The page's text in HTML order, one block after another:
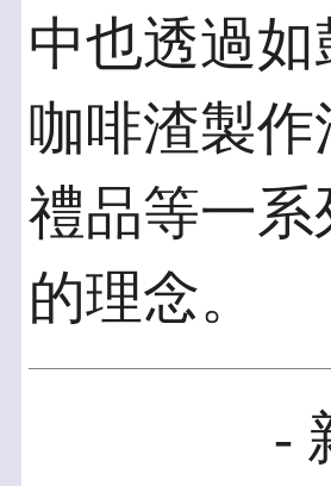
中也透過
咖啡渣製
禮品等一系
的理念。
-